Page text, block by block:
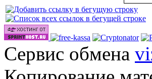
Сайты для
Сервис обмена